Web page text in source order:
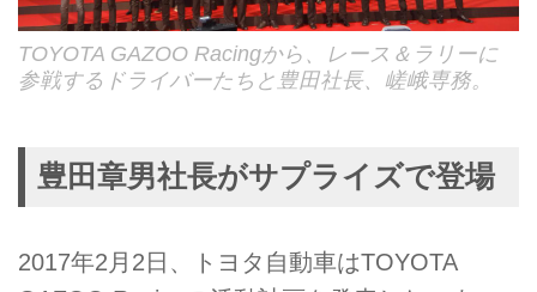
TOYOTA GAZOO Racingから、レース＆ラリーに
参戦するドライバーたちと豊田社長、嵯峨専務。
豊田章男社長がサプライズで登場
2017年2月2日、トヨタ自動車はTOYOTA